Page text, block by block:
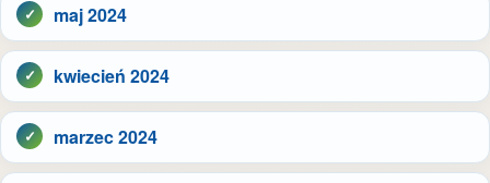
maj 2024
kwiecień 2024
marzec 2024